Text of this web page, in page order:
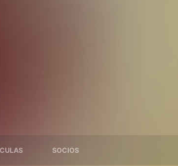
SOCIOS